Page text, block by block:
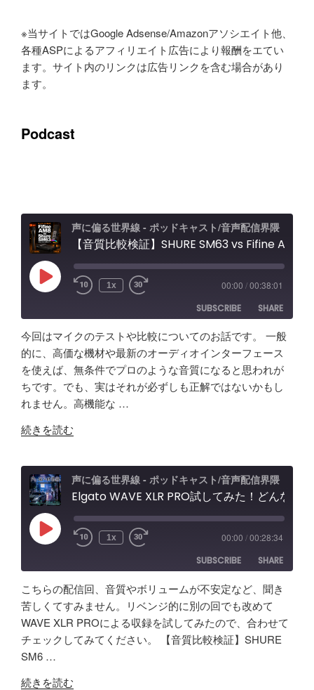
※当サイトではGoogle Adsense/Amazonアソシエイト他、
各種ASPによるアフィリエイト広告により報酬をエてい
ます。サイト内のリンクは広告リンクを含む場合があり
ます。
Podcast
声に偏る世界線 - ポッドキャスト/音声配信界隈
Play
Episode 1x 00:00 /00:38:01
SUBSCRIBE
SHARE
Amazon
Apple Podcasts
RSS
Spotify
RSS FEED
SHARE
LINK
EMBED
今回はマイクのテストや比較についてのお話です。 一般
的に、高価な機材や最新のオーディオインターフェース
を使えば、無条件でプロのような音質になると思われが
ちです。でも、実はそれが必ずしも正解ではないかもし
れません。高機能な …
"【音
較
検
証】
SHURE
SM63
AM8
Elgato
Wave
XLR
Pro
続きを読む
声に偏る世界線 - ポッドキャスト/音声配信界隈
Play
Episode 1x 00:00 /00:28:34
SUBSCRIBE
SHARE
Amazon
Apple Podcasts
RSS
Spotify
RSS FEED
SHARE
LINK
EMBED
こちらの配信回、音質やボリュームが不安定など、聞き
苦しくてすみません。リベンジ的に別の回でも改めて
WAVE XLR PROによる収録を試してみたので、合わせて
チェックしてみてください。 【音質比較検証】SHURE
SM6 …
"Elgato
続きを読む